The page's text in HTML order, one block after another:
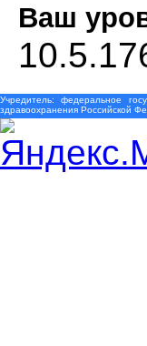
Ваш
Учредитель: федеральное
здравоохранения Российской